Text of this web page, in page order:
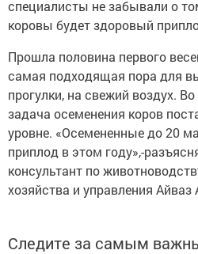
специалисты не забывали о
коровы будет здоровый
Прошла половина первого
самая подходящая пора для
прогулки, на свежий воздух.
задача осеменения коров
уровне. «Осемененные до 20
приплод в этом году»,-
консультант по
хозяйства и управления Айваз
Следите за самым